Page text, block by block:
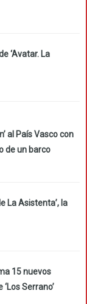
‘Avatar. La
al País Vasco con
de un barco
La Asistenta’, la
15 nuevos
Serrano’